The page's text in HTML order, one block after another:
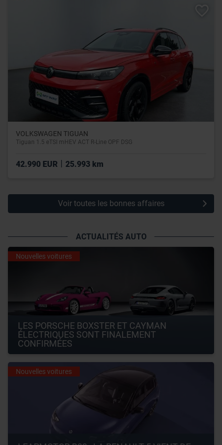
VOLKSWAGEN TIGUAN
Tiguan 1.5 eTSI mHEV ACT R-Line OPF DSG
42.990 EUR 25.993 km
Voir toutes les bonnes affaires
ACTUALITÉS AUTO
Nouvelles voitures
LES PORSCHE BOXSTER ET CAYMAN
ÉLECTRIQUES SONT FINALEMENT
CONFIRMÉES
Nouvelles voitures